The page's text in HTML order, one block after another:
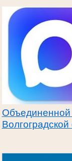
Волгоградской